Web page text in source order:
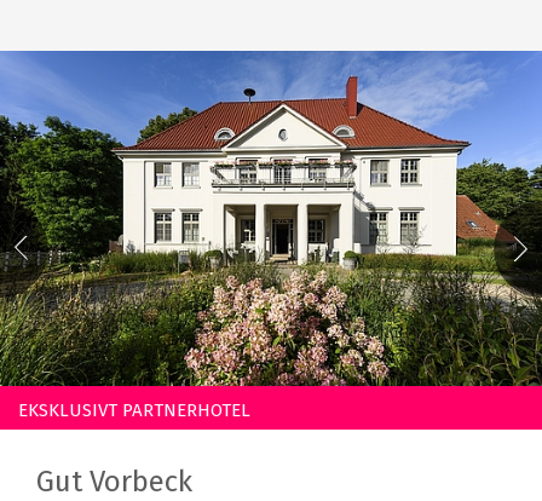
EKSKLUSIVT PARTNERHOTEL
Gut Vorbeck